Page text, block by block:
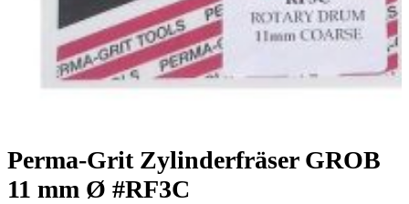
Perma-Grit Zylinderfräser GROB
11 mm Ø #RF3C